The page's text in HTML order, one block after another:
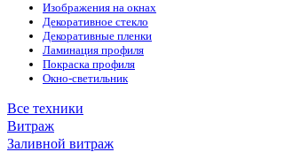
Изображения на окнах
Декоративное стекло
Декоративные пленки
Ламинация профиля
Покраска профиля
Окно-светильник
Все техники
Витраж
Заливной витраж